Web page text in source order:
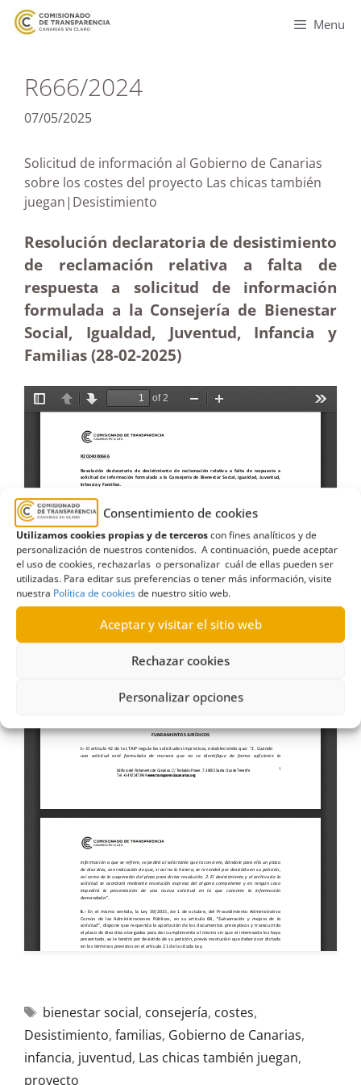
Consentimiento de cookies
Utilizamos cookies propias y de terceroscon fines analíticos y de
personalización de nuestros contenidos. A continuación, puede aceptar
el uso de cookies, rechazarlas o personalizar cuál de ellas pueden ser
utilizadas. Para editar sus preferencias o tener más información, visite
nuestra Política de cookiesde nuestro sitio web.
Aceptar y visitar el sitio web
Rechazar cookies
Personalizar opciones
Menu
R666/2024
07/05/2025
Solicitud de información al Gobierno de Canarias
sobre los costes del proyecto Las chicas también
juegan|Desistimiento
Resolución declaratoria de desistimiento
de reclamación relativa a falta de
respuesta a solicitud de información
formulada a la Consejería de Bienestar
Social, Igualdad, Juventud, Infancia y
Familias (28-02-2025)
bienestar social, consejería, costes,
Desistimiento, familias, Gobierno de Canarias,
infancia, juventud, Las chicas también juegan,
proyecto